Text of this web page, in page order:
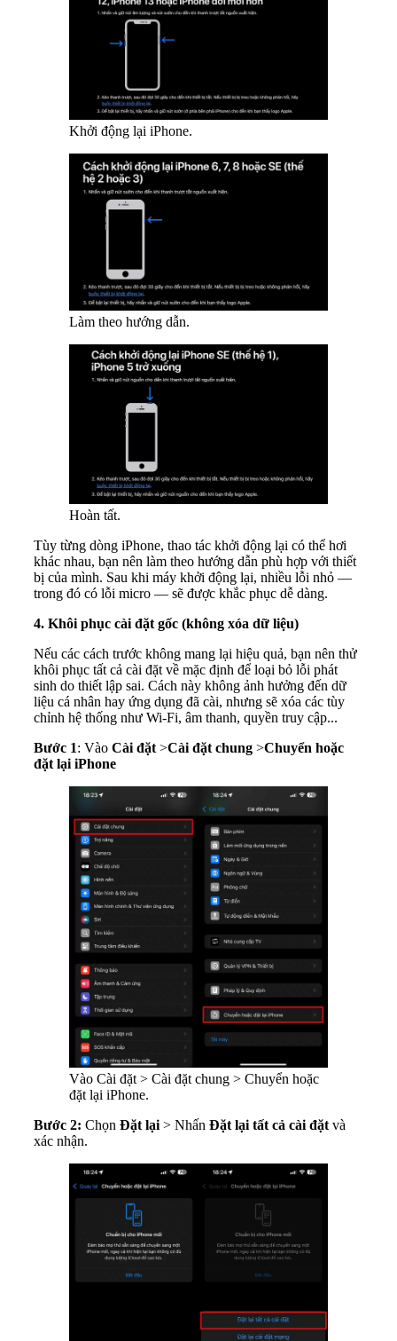
Khởi động lại iPhone.
Làm theo hướng dẫn.
Hoàn tất.
Tùy từng dòng iPhone, thao tác khởi động lại có thể hơi
khác nhau, bạn nên làm theo hướng dẫn phù hợp với thiết
bị của mình. Sau khi máy khởi động lại, nhiều lỗi nhỏ —
trong đó có lỗi micro — sẽ được khắc phục dễ dàng.
4. Khôi phục cài đặt gốc (không xóa dữ liệu)
Nếu các cách trước không mang lại hiệu quả, bạn nên thử
khôi phục tất cả cài đặt về mặc định để loại bỏ lỗi phát
sinh do thiết lập sai. Cách này không ảnh hưởng đến dữ
liệu cá nhân hay ứng dụng đã cài, nhưng sẽ xóa các tùy
chỉnh hệ thống như Wi-Fi, âm thanh, quyền truy cập...
Bước 1: Vào Cài đặt>Cài đặt chung >Chuyển hoặc
đặt lại iPhone
Vào Cài đặt > Cài đặt chung > Chuyển hoặc
đặt lại iPhone.
Bước 2: Chọn Đặt lại > Nhấn Đặt lại tất cả cài đặt và
xác nhận.